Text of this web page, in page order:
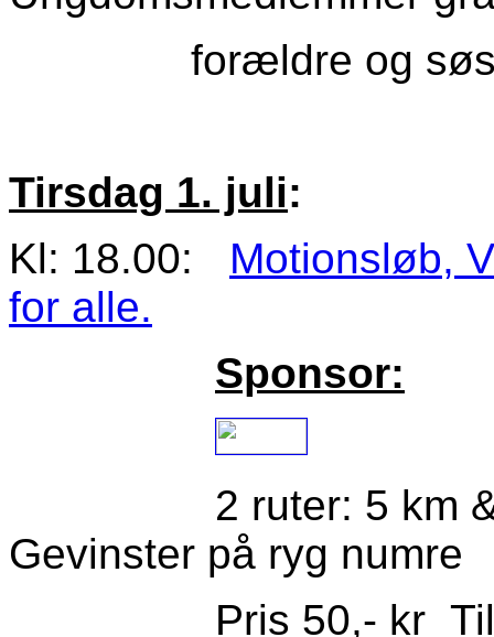
forældre og
Tirsdag 1. juli:
Kl: 18.00: Motionsløb,
for alle.
Sponsor:
2 ruter: 5 km & 10
Gevinster på ryg numre
Pris 50,- kr